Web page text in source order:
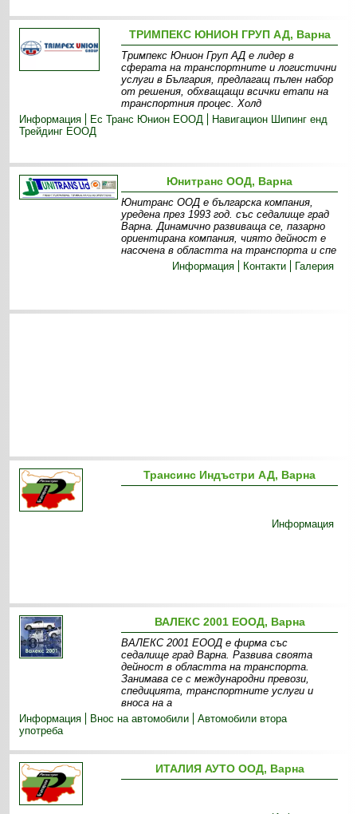
ТРИМПЕКС ЮНИОН ГРУП АД, Варна
Тримпекс Юнион Груп АД е лидер в
сферата на транспортните и логистични
услуги в България, предлагащ пълен набор
от решения, обхващащи всички етапи на
транспортния процес. Холд
Информация
Ес Транс Юнион ЕООД
Навигацион Шипинг енд
Трейдинг ЕООД
Юнитранс ООД, Варна
Юнитранс ООД е българска компания,
уредена през 1993 год. със седалище град
Варна. Динамично развиваща се, пазарно
ориентирана компания, чиято дейност е
насочена в областта на транспорта и спе
Информация
Контакти Галерия
Трансинс Индъстри АД, Варна
Информация
ВАЛЕКС 2001 ЕООД, Варна
ВАЛЕКС 2001 ЕООД е фирма със
седалище град Варна. Развива своята
дейност в областта на транспорта.
Занимава се с международни превози,
спедицията, транспортните услуги и
вноса на а
Информация
Внос на автомобили
Автомобили втора
употреба
ИТАЛИЯ АУТО ООД, Варна